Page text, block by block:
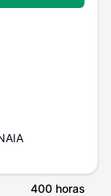
400 horas